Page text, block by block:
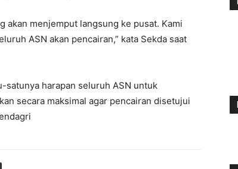
akan menjemput langsung ke pusat. Kami
ASN akan pencairan,” kata Sekda saat
satunya harapan seluruh ASN untuk
secara maksimal agar pencairan disetujui